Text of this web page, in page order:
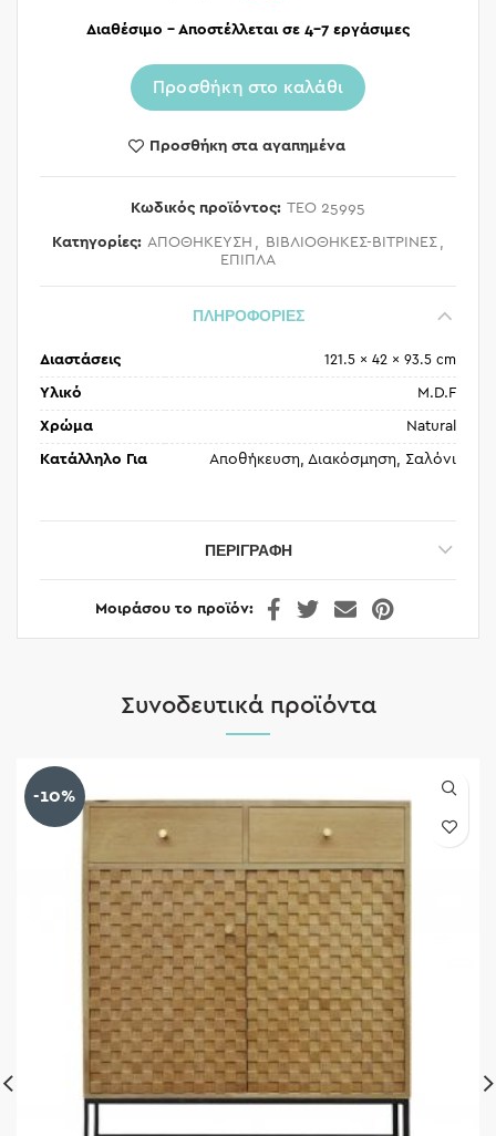
Διαθέσιμο – Αποστέλλεται σε 4-7 εργάσιμες
Προσθήκη στο καλάθι
Προσθήκη στα αγαπημένα
Κωδικός προϊόντος: TEO 25995
Κατηγορίες: ΑΠΟΘΗΚΕΥΣΗ ΒΙΒΛΙΟΘΗΚΕΣ-ΒΙΤΡΙΝΕΣ
ΕΠΙΠΛΑ
ΠΛΗΡΟΦΟΡΙΕΣ
Διαστάσεις 121.5 × 42 × 93.5 cm
Υλικό M.D.F
Χρώμα Natural
Κατάλληλο Για Αποθήκευση, Διακόσμηση, Σαλόνι
ΠΕΡΙΓΡΑΦΉ
Μοιράσου το προϊόν
Συνοδευτικά προϊόντα
-10%